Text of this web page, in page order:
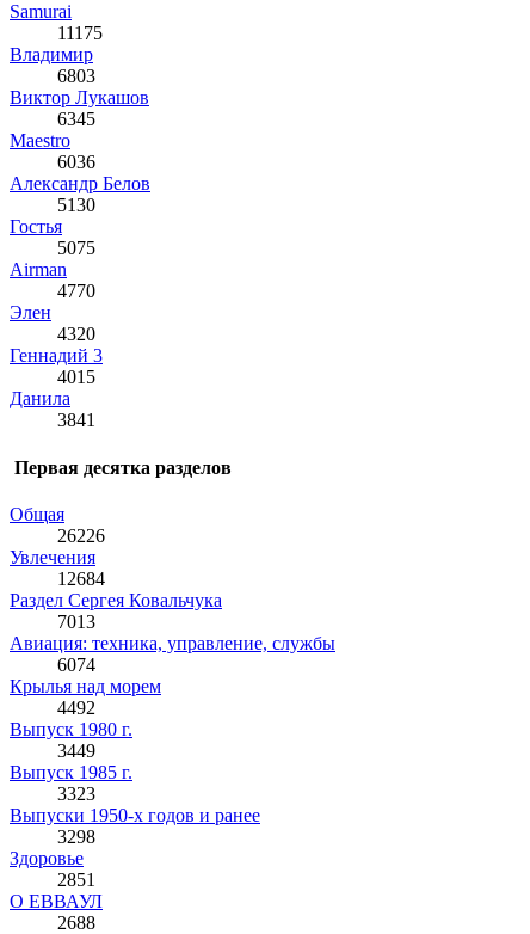
Samurai
11175
Влaдимир
6803
Виктор Лукашов
6345
Maestro
6036
Александр Белов
5130
Гостья
5075
Airman
4770
Элен
4320
Геннадий 3
4015
Данила
3841
Первая десятка разделов
Общая
26226
Увлечения
12684
Раздел Сергея Ковальчука
7013
Авиация: техника, управление, службы
6074
Крылья над морем
4492
Выпуск 1980 г.
3449
Выпуск 1985 г.
3323
Выпуски 1950-х годов и ранее
3298
Здоровье
2851
О ЕВВАУЛ
2688